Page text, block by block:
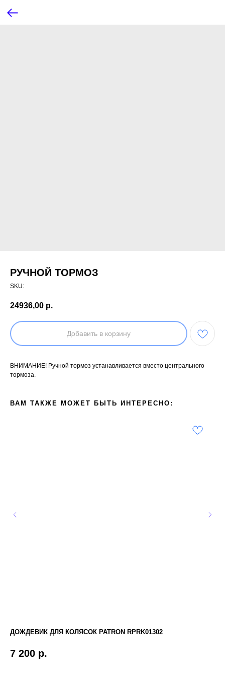
РУЧНОЙ ТОРМОЗ
SKU:
24936,00 р.
Добавить в корзину
ВНИМАНИЕ! Ручной тормоз устанавливается вместо центрального
тормоза.
ВАМ ТАКЖЕ МОЖЕТ БЫТЬ ИНТЕРЕСНО:
ДОЖДЕВИК ДЛЯ КОЛЯСОК PATRON RPRK01302
7 200 р.